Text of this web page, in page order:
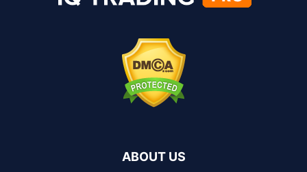
ABOUT US